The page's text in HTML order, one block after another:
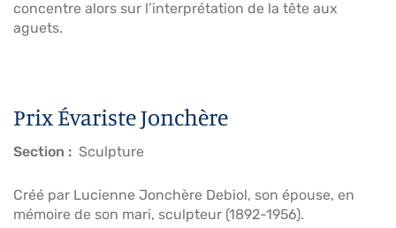
concentre alors sur l’interprétation de la tête aux
aguets.
Prix Évariste Jonchère
Section Sculpture
Créé par Lucienne Jonchère Debiol, son épouse, en
mémoire de son mari, sculpteur (1892-1956).